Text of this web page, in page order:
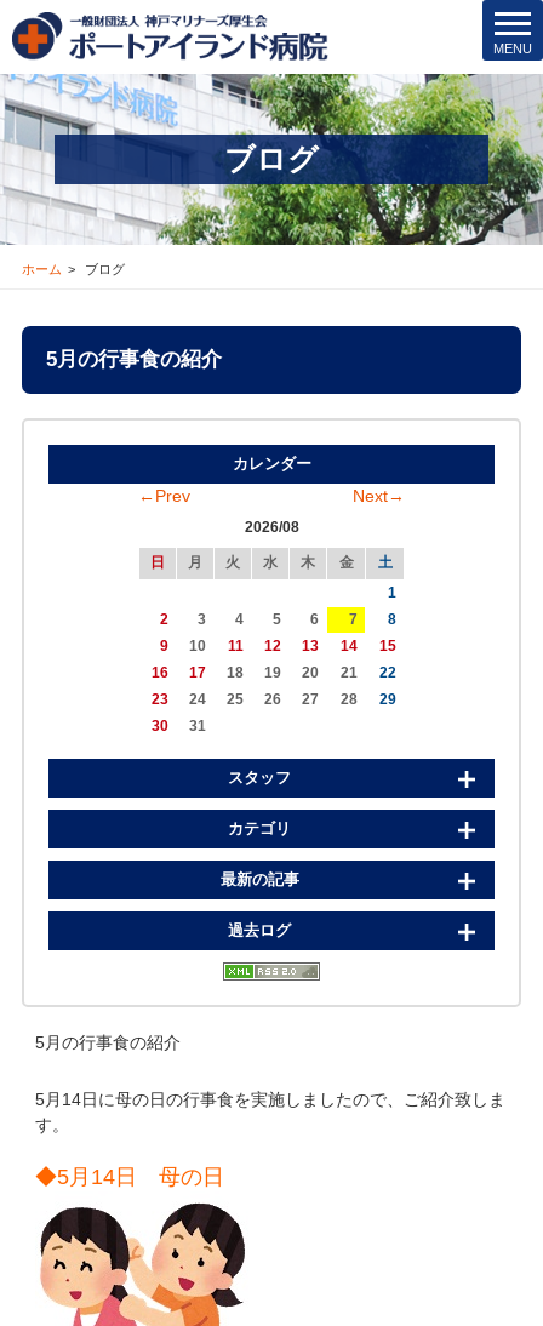
t
o
g
l
e
n
a
v
o
n
MENU
ブログ
ホーム ブログ
5月の行事食の紹介
カレンダー
←Prev Next→
2026/08
日 月 火 水 木 金
土
1
2
3 4 5 6 7
8
9
10 11 12 13 14
15
16
17 18 19 20 21
22
23
24 25 26 27 28
29
30
31
スタッフ
カテゴリ
最新の記事
過去ログ
5月の行事食の紹介
5月14日に母の日の行事食を実施しましたので、ご紹介致しま
す。
◆5月14日 母の日